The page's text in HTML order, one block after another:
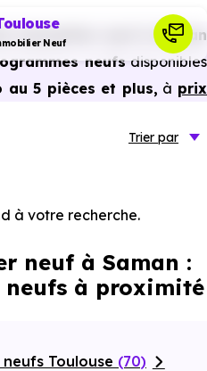
Neuf
immobilier neuf à Saman
neufs disponibles
au 5 pièces et plus, à prix
réduitedans certains cas,
etc.
Trier par
à votre recherche.
neuf à Saman :
neufs à proximité
Toulouse (70)